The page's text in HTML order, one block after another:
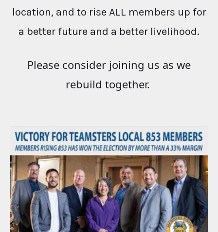
location, and to rise ALL members up for
a better future and a better livelihood.
Please consider joining us as we
rebuild together.